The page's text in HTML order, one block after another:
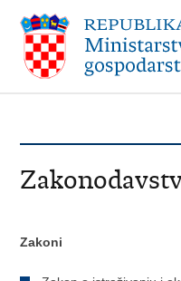
Zakoni